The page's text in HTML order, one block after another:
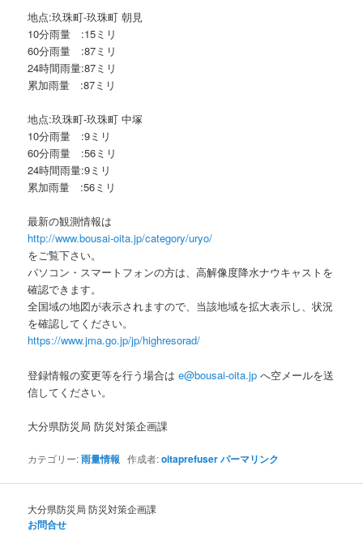
地点:玖珠町-玖珠町 朝見
10分雨量 :15ミリ
60分雨量 :87ミリ
24時間雨量:87ミリ
累加雨量 :87ミリ
地点:玖珠町-玖珠町 中塚
10分雨量 :9ミリ
60分雨量 :56ミリ
24時間雨量:9ミリ
累加雨量 :56ミリ
最新の観測情報は
http://www.bousai-oita.jp/category/uryo/
をご覧下さい。
パソコン・スマートフォンの方は、高解像度降水ナウキャストを
確認できます。
全国域の地図が表示されますので、当該地域を拡大表示し、状況
を確認してください。
https://www.jma.go.jp/jp/highresorad/
登録情報の変更等を行う場合はe@bousai-oita.jp へ空メールを送
信してください。
大分県防災局 防災対策企画課
カテゴリー:雨量情報 作成者:oitaprefuserパーマリンク
大分県防災局 防災対策企画課
お問合せ